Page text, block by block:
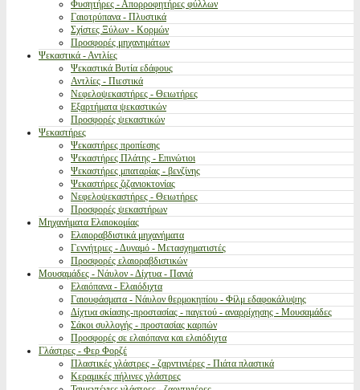
Φυσητήρες - Απορροφητήρες φύλλων
Γαιοτρύπανα - Πλυστικά
Σχίστες Ξύλων - Κορμών
Προσφορές μηχανημάτων
Ψεκαστικά - Αντλίες
Ψεκαστικά Βυτία εδάφους
Αντλίες - Πιεστικά
Νεφελοψεκαστήρες - Θειωτήρες
Εξαρτήματα ψεκαστικών
Προσφορές ψεκαστικών
Ψεκαστήρες
Ψεκαστήρες προπίεσης
Ψεκαστήρες Πλάτης - Επινώτιοι
Ψεκαστήρες μπαταρίας - βενζίνης
Ψεκαστήρες ζιζανιοκτονίας
Νεφελοψεκαστήρες - Θειωτήρες
Προσφορές ψεκαστήρων
Μηχανήματα Ελαιοκομίας
Ελαιοραβδιστικά μηχανήματα
Γεννήτριες - Δυναμό - Μετασχηματιστές
Προσφορές ελαιοραβδιστικών
Μουσαμάδες - Νάυλον - Δίχτυα - Πανιά
Ελαιόπανα - Ελαιόδιχτα
Γαιουφάσματα - Νάυλον θερμοκηπίου - Φίλμ εδαφοκάλυψης
Δίχτυα σκίασης-προστασίας - παγετού - αναρρίχησης - Μουσαμάδες
Σάκοι συλλογής - προστασίας καρπών
Προσφορές σε ελαιόπανα και ελαιόδιχτα
Γλάστρες - Φερ Φορζέ
Πλαστικές γλάστρες - ζαρντινιέρες - Πιάτα πλαστικά
Κεραμικές πήλινες γλάστρες